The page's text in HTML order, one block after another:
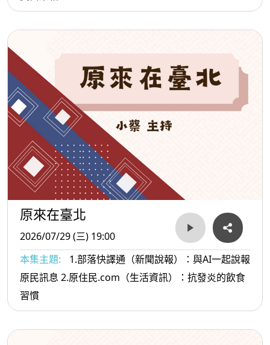
原來在臺北
2026/07/29 (三) 19:00
本集主題:
1.部落快譯通（新聞說報）：與AI一起說報
原民訊息 2.原住民.com（生活資訊）：抗發炎的飲食
習慣